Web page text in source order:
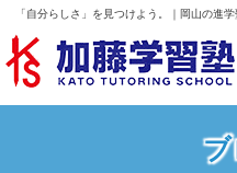
「自分らしさ」を見つけよう。｜岡山の進